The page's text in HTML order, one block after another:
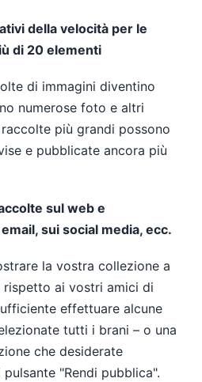
della velocità per le
di 20 elementi
di immagini diventino
numerose foto e altri
più grandi possono
e pubblicate ancora più
sul web e
sui social media, ecc.
la vostra collezione a
ai vostri amici di
effettuare alcune
tutti i brani – o una
che desiderate
"Rendi pubblica".